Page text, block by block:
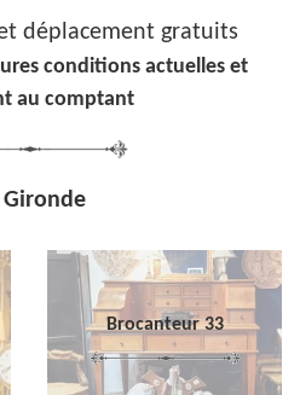
déplacement gratuits
conditions actuelles et
au comptant
Gironde
Brocanteur 33